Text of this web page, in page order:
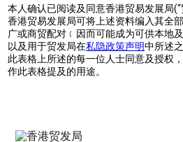
本人确认已阅读及同意香港贸易发展局(“
香港贸易发展局可将上述资料编入其全
广或商贸配对﹝因而可能成为可供本地
以及用于贸发局在私隐政策声明中所述
此表格上所述的每一位人士同意及授权
作此表格提及的用途。